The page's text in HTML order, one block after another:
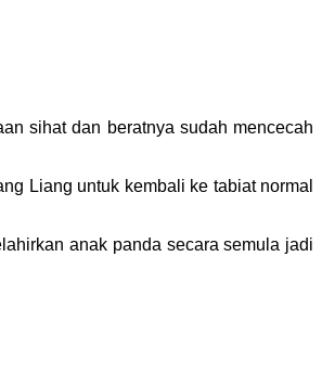
sihat dan beratnya sudah mencecah
Liang untuk kembali ke tabiat normal
anak panda secara semula jadi